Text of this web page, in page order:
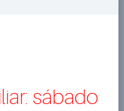
sábado